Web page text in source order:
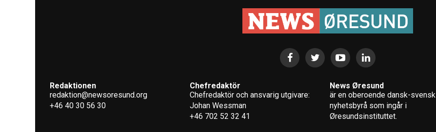
Redaktionen
redaktion@newsoresund.org
+46 40 30 56 30
Chefredaktör
Chefredaktör och ansvarig utgivare:
Johan Wessman
+46 702 52 32 41
News Øresund
är en oberoende dansk-svensk
nyhets­byrå som ingår i
Øresundsinstituttet.